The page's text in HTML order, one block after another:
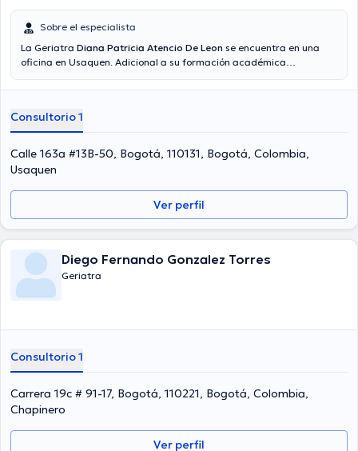
Sobre el especialista
La Geriatra Diana Patricia Atencio De Leon se encuentra en una
oficina en Usaquen. Adicional a su formación académica
área de especialidad. La profesional de la salud tiene numerosos
se ha desempeñado como miembro de la Asociación colombiana de
Geriatría. Diana Patricia Atencio De Leon ha contribuido en diversas
conferencias con la finalidad de tener una formación continua en
su temática de especialización y ha difundido numerosas
publicaciones. Su cita se puede realizar en Español.
Consultorio 1
Calle 163a #13B-50, Bogotá, 110131, Bogotá, Colombia,
Usaquen
Ver perfil
Diego Fernando Gonzalez Torres
Geriatra
Consultorio 1
Carrera 19c # 91-17, Bogotá, 110221, Bogotá, Colombia,
Chapinero
Ver perfil